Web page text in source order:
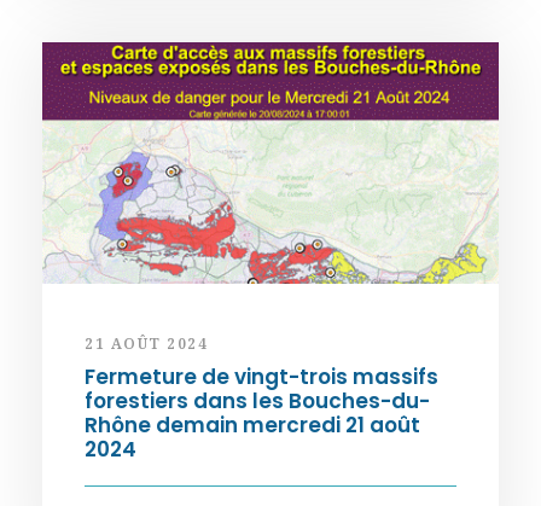
21 AOÛT 2024
Fermeture de vingt-trois massifs
forestiers dans les Bouches-du-
Rhône demain mercredi 21 août
2024